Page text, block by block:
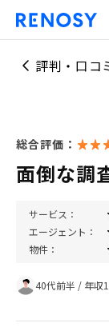
評判・口コ
総合評価：
面倒な調
サービス：
エージェント：
物件：
40代前半 / 年収